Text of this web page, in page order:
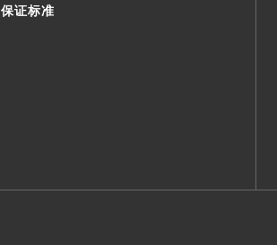
保证标准